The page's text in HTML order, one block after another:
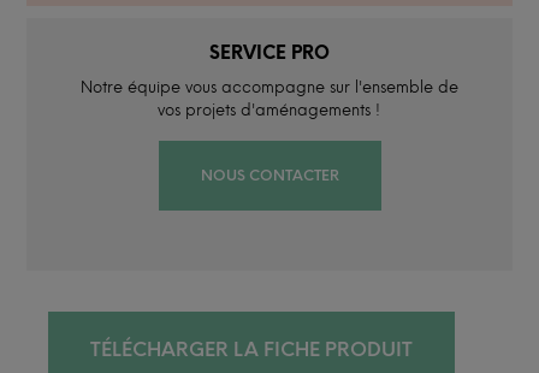
SERVICE PRO
Notre équipe vous accompagne sur l'ensemble de
vos projets d'aménagements !
NOUS CONTACTER
TÉLÉCHARGER LA FICHE PRODUIT